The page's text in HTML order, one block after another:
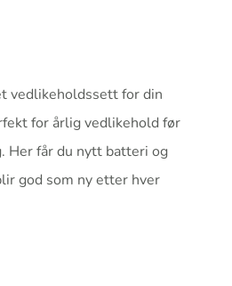
vedlikeholdssett for din
for årlig vedlikehold før
Her får du nytt batteri og
god som ny etter hver